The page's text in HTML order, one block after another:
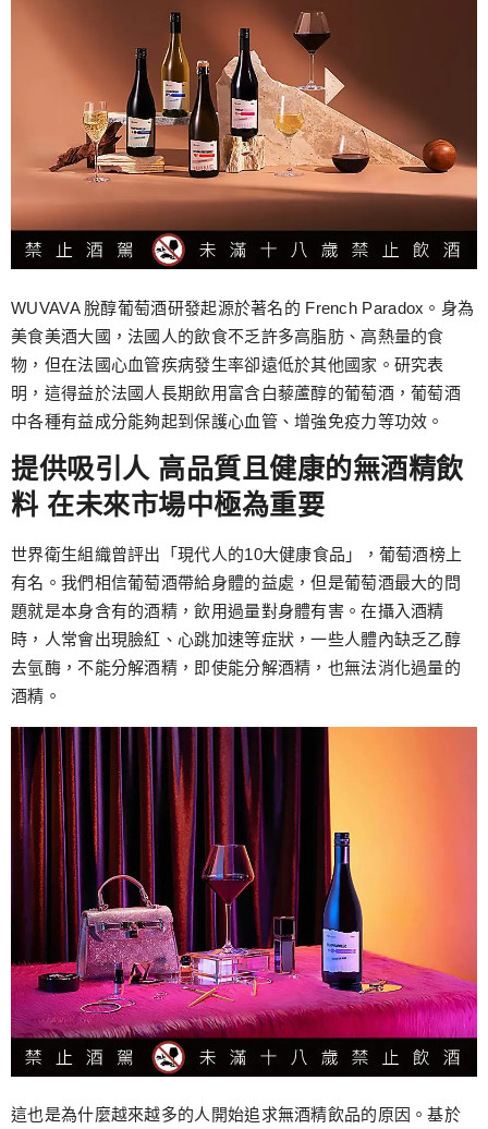
WUVAVA 脫醇葡萄酒研發起源於著名的 French Paradox。身為
美食美酒大國，法國人的飲食不乏許多高脂肪、高熱量的食
物，但在法國心血管疾病發生率卻遠低於其他國家。研究表
明，這得益於法國人長期飲用富含白藜蘆醇的葡萄酒，葡萄酒
中各種有益成分能夠起到保護心血管、增強免疫力等功效。
提供吸引人 高品質且健康的無酒精飲
料 在未來市場中極為重要
世界衛生組織曾評出「現代人的10大健康食品」，葡萄酒榜上
有名。我們相信葡萄酒帶給身體的益處，但是葡萄酒最大的問
題就是本身含有的酒精，飲用過量對身體有害。在攝入酒精
時，人常會出現臉紅、心跳加速等症狀，一些人體內缺乏乙醇
去氫酶，不能分解酒精，即使能分解酒精，也無法消化過量的
酒精。
這也是為什麼越來越多的人開始追求無酒精飲品的原因。基於